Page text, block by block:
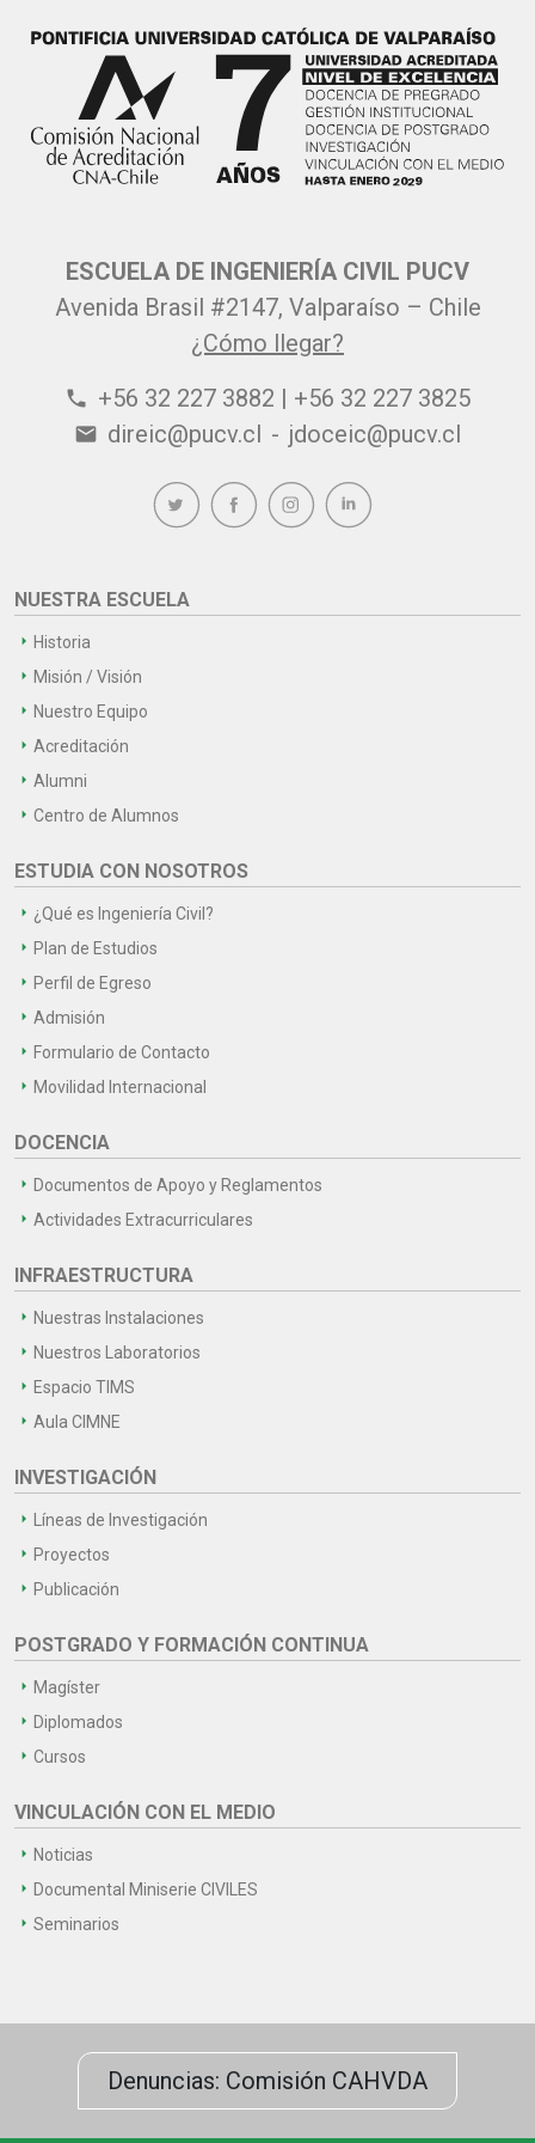
ESCUELA DE INGENIERÍA CIVIL PUCV
Avenida Brasil #2147, Valparaíso – Chile
¿Cómo llegar?
phone +56 32 227 3882 | +56 32 227 3825
email direic@pucv.cl - jdoceic@pucv.cl
NUESTRA ESCUELA
Historia
Misión / Visión
Nuestro Equipo
Acreditación
Alumni
Centro de Alumnos
ESTUDIA CON NOSOTROS
¿Qué es Ingeniería Civil?
Plan de Estudios
Perfil de Egreso
Admisión
Formulario de Contacto
Movilidad Internacional
DOCENCIA
Documentos de Apoyo y Reglamentos
Actividades Extracurriculares
INFRAESTRUCTURA
Nuestras Instalaciones
Nuestros Laboratorios
Espacio TIMS
Aula CIMNE
INVESTIGACIÓN
Líneas de Investigación
Proyectos
Publicación
POSTGRADO Y FORMACIÓN CONTINUA
Magíster
Diplomados
Cursos
VINCULACIÓN CON EL MEDIO
Noticias
Documental Miniserie CIVILES
Seminarios
Denuncias: Comisión CAHVDA